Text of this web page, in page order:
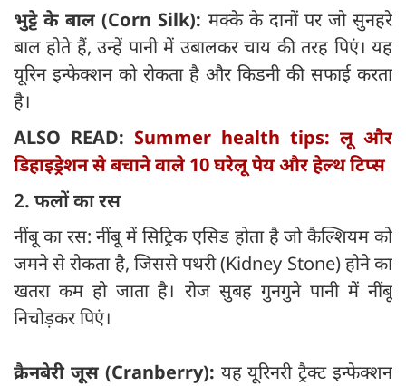
भुट्टे के बाल (Corn Silk): मक्के के दानों पर जो सुनहरे
बाल होते हैं, उन्हें पानी में उबालकर चाय की तरह पिएं। यह
यूरिन इन्फेक्शन को रोकता है और किडनी की सफाई करता
है।
ALSO READ: Summer health tips: लू और
डिहाइड्रेशन से बचाने वाले 10 घरेलू पेय और हेल्थ टिप्स
2. फलों का रस
नींबू का रस: नींबू में सिट्रिक एसिड होता है जो कैल्शियम को
जमने से रोकता है, जिससे पथरी (Kidney Stone) होने का
खतरा कम हो जाता है। रोज सुबह गुनगुने पानी में नींबू
निचोड़कर पिएं।
क्रैनबेरी जूस (Cranberry): यह यूरिनरी ट्रैक्ट इन्फेक्शन